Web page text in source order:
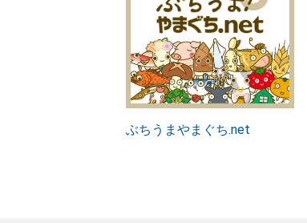
ぶちうまやまぐち.net